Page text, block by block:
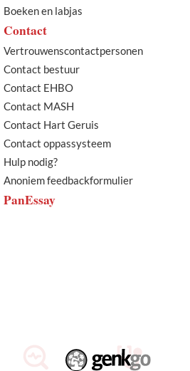
Boeken en labjas
Contact
Vertrouwenscontactpersonen
Contact bestuur
Contact EHBO
Contact MASH
Contact Hart Geruis
Contact oppassysteem
Hulp nodig?
Anoniem feedbackformulier
PanEssay